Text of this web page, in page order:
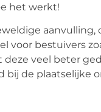
het werkt!
voor bestuivers
veel beter
de plaatselijke